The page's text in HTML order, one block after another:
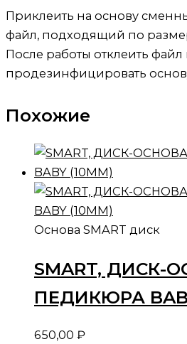
Приклеить на основу
файл, подходящий по
После работы отклеить файл
продезинфицировать
Похожие
Основа SMART диск
SMART, ДИСК-
ПЕДИКЮРА
650,00 ₽